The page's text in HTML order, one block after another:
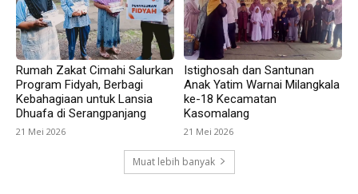
Rumah Zakat Cimahi Salurkan
Program Fidyah, Berbagi
Kebahagiaan untuk Lansia
Dhuafa di Serangpanjang
21 Mei 2026
Istighosah dan Santunan
Anak Yatim Warnai Milangkala
ke-18 Kecamatan
Kasomalang
21 Mei 2026
Muat lebih banyak